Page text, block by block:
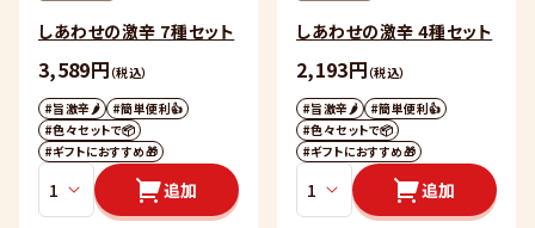
しあわせの激辛 7種セット
3,589円（税込）
#旨激辛🌶
#簡単便利👍
#色々セットで📦
#ギフトにおすすめ🎁
追加
しあわせの激辛 4種セット
2,193円（税込）
#旨激辛🌶
#簡単便利👍
#色々セットで📦
#ギフトにおすすめ🎁
追加